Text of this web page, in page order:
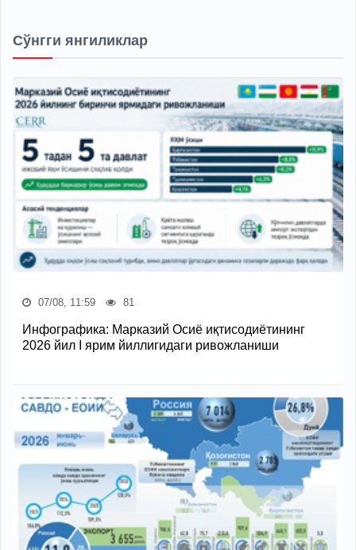
Сўнгги янгиликлар
07/08, 11:59 81
Инфографика: Марказий Осиё иқтисодиётининг
2026 йил I ярим йиллигидаги ривожланиши